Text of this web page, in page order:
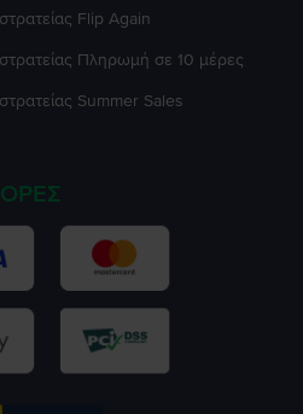
Flip Again
Πληρωμή σε 10 μέρες
Summer Sales